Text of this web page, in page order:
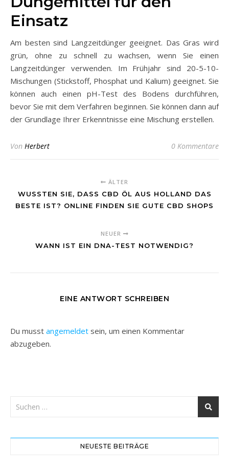
Einsatz
Am besten sind Langzeitdünger geeignet. Das Gras wird
grün, ohne zu schnell zu wachsen, wenn Sie einen
Langzeitdünger verwenden. Im Frühjahr sind 20-5-10-
Mischungen (Stickstoff, Phosphat und Kalium) geeignet. Sie
können auch einen pH-Test des Bodens durchführen,
bevor Sie mit dem Verfahren beginnen. Sie können dann auf
der Grundlage Ihrer Erkenntnisse eine Mischung erstellen.
Von Herbert 0 Kommentare
ÄLTER
WUSSTEN SIE, DASS CBD ÖL AUS HOLLAND DAS
BESTE IST? ONLINE FINDEN SIE GUTE CBD SHOPS
NEUER
WANN IST EIN DNA-TEST NOTWENDIG?
EINE ANTWORT SCHREIBEN
Du musst angemeldet sein, um einen Kommentar
abzugeben.
NEUESTE BEITRÄGE